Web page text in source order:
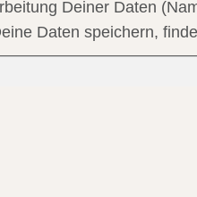
Deiner Daten
Daten speichern,